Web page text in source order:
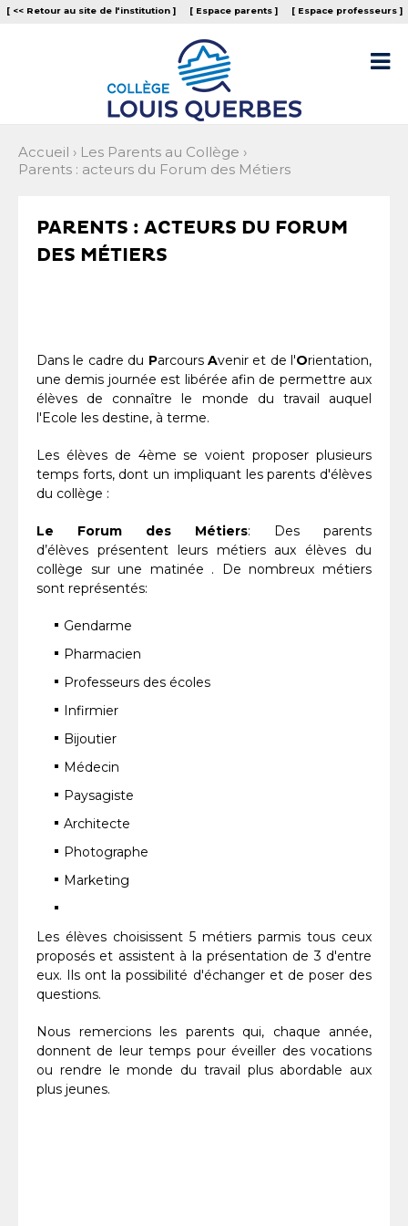
Aller
au
Outils
personnels
[ << Retour au site de l‘institution ] [ Espace parents ] [ Espace professeurs ]

Accueil › Les Parents au Collège ›
Parents : acteurs du Forum des Métiers
PARENTS : ACTEURS DU FORUM
DES MÉTIERS
Dans le cadre du Parcours Avenir et de l'Orientation,
une demis journée est libérée afin de permettre aux
élèves de connaître le monde du travail auquel
l'Ecole les destine, à terme.
Les élèves de 4ème se voient proposer plusieurs
temps forts, dont un impliquant les parents d'élèves
du collège :
Le Forum des Métiers: Des parents
d’élèves présentent leurs métiers aux élèves du
collège sur une matinée . De nombreux métiers
sont représentés:
Gendarme
Pharmacien
Professeurs des écoles
Infirmier
Bijoutier
Médecin
Paysagiste
Architecte
Photographe
Marketing
Les élèves choisissent 5 métiers parmis tous ceux
proposés et assistent à la présentation de 3 d'entre
eux. Ils ont la possibilité d'échanger et de poser des
questions.
Nous remercions les parents qui, chaque année,
donnent de leur temps pour éveiller des vocations
ou rendre le monde du travail plus abordable aux
plus jeunes.